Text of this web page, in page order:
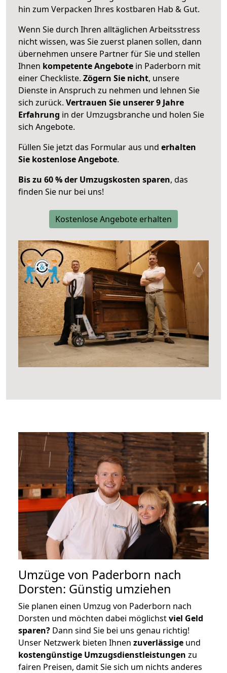
hin zum Verpacken Ihres kostbaren Hab & Gut.
Wenn Sie durch Ihren alltäglichen Arbeitsstress
nicht wissen, was Sie zuerst planen sollen, dann
übernehmen unsere Partner für Sie und stellen
Ihnen kompetente Angebote in Paderborn mit
einer Checkliste. Zögern Sie nicht, unsere
Dienste in Anspruch zu nehmen und lehnen Sie
sich zurück. Vertrauen Sie unserer 9 Jahre
Erfahrung in der Umzugsbranche und holen Sie
sich Angebote.
Füllen Sie jetzt das Formular aus und erhalten
Sie kostenlose Angebote.
Bis zu 60 % der Umzugskosten sparen, das
finden Sie nur bei uns!
Kostenlose Angebote erhalten
Umzüge von Paderborn nach
Dorsten: Günstig umziehen
Sie planen einen Umzug von Paderborn nach
Dorsten und möchten dabei möglichstviel Geld
sparen? Dann sind Sie bei uns genau richtig!
Unser Netzwerk bieten Ihnen zuverlässige und
kostengünstige Umzugsdienstleistungen zu
fairen Preisen, damit Sie sich um nichts anderes